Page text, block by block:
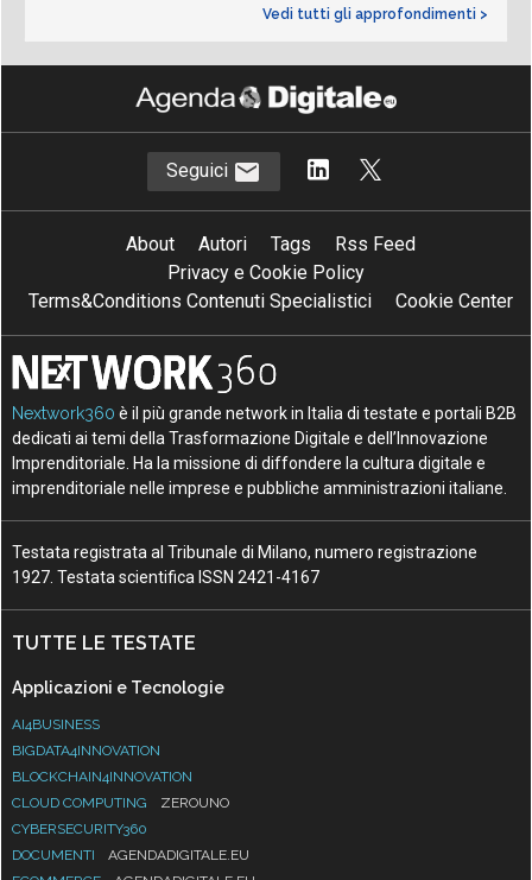
Vedi tutti gli approfondimenti >
Seguici
About Autori Tags
Rss Feed
Privacy e Cookie Policy
Terms&Conditions Contenuti Specialistici
Cookie Center
Nextwork360 è il più grande network in Italia di testate e portali B2B
dedicati ai temi della Trasformazione Digitale e dell’Innovazione
Imprenditoriale. Ha la missione di diffondere la cultura digitale e
imprenditoriale nelle imprese e pubbliche amministrazioni italiane.
Testata registrata al Tribunale di Milano, numero registrazione
1927. Testata scientifica ISSN 2421-4167
TUTTE LE TESTATE
Applicazioni e Tecnologie
AI4BUSINESS
BIGDATA4INNOVATION
BLOCKCHAIN4INNOVATION
CLOUD COMPUTING
ZEROUNO
CYBERSECURITY360
DOCUMENTI
AGENDADIGITALE.EU